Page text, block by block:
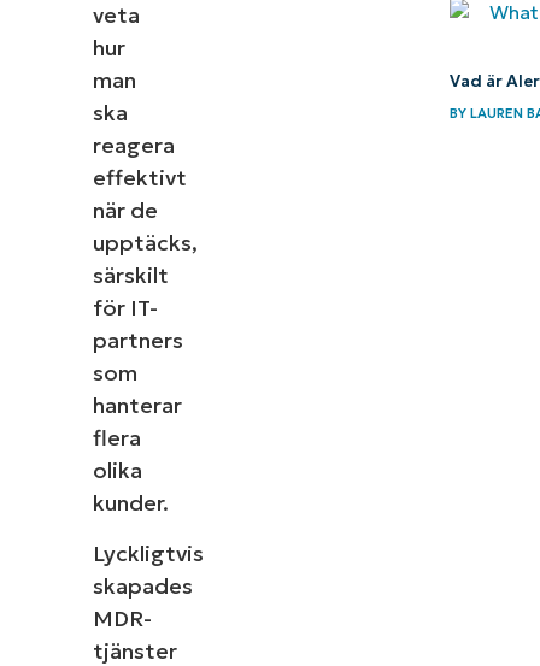
veta
hur
man
ska
reagera
effektivt
när de
upptäcks,
särskilt
för IT-
partners
som
hanterar
flera
olika
kunder.
Lyckligtvis
skapades
MDR-
tjänster
Vad är
BY LAUREN